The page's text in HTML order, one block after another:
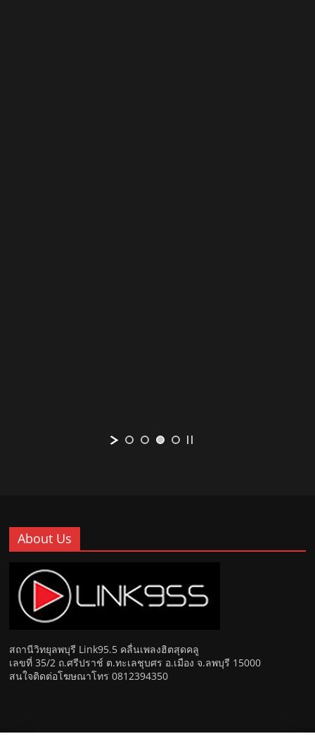
About Us
สถานีวิทยุลพบุรี Link95.5 คลื่นเพลงฮิตสุดคลู
เลขที่ 35/2 ถ.ศรีปราช์ ต.ทะเลชุบศร อ.เมือง จ.ลพบุรี 15000
สนใจติดต่อโฆษณาโทร 0812394350